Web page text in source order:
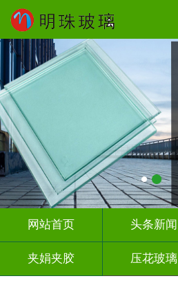
网站首页 头条新闻
夹娟夹胶 压花玻璃